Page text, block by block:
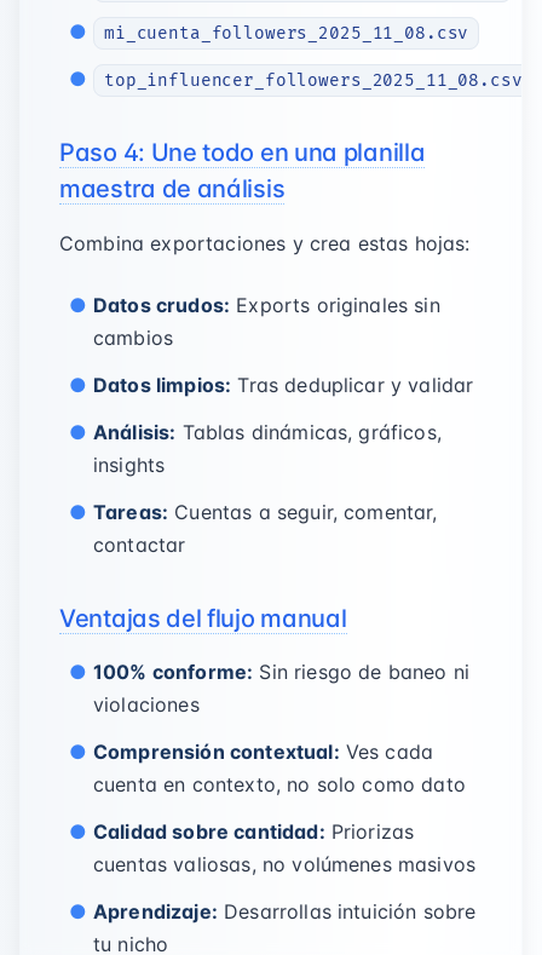
mi_cuenta_followers_2025_11_08.csv
top_influencer_followers_2025_11_08.csv
Paso 4: Une todo en una planilla
maestra de análisis
Combina exportaciones y crea estas hojas:
Datos crudos: Exports originales sin
cambios
Datos limpios: Tras deduplicar y validar
Análisis: Tablas dinámicas, gráficos,
insights
Tareas: Cuentas a seguir, comentar,
contactar
Ventajas del flujo manual
100% conforme: Sin riesgo de baneo ni
violaciones
Comprensión contextual: Ves cada
cuenta en contexto, no solo como dato
Calidad sobre cantidad: Priorizas
cuentas valiosas, no volúmenes masivos
Aprendizaje: Desarrollas intuición sobre
tu nicho